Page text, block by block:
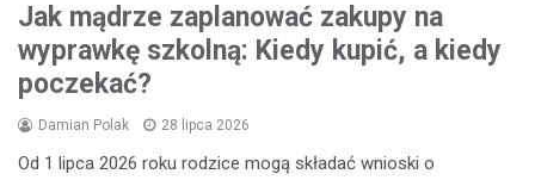
Jak mądrze zaplanować zakupy na
wyprawkę szkolną: Kiedy kupić, a kiedy
poczekać?
Damian Polak 28 lipca 2026
Od 1 lipca 2026 roku rodzice mogą składać wnioski o